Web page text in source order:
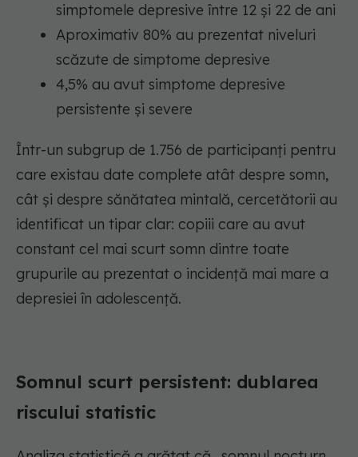
simptomele depresive între 12 și 22 de ani
Aproximativ 80% au prezentat niveluri
scăzute de simptome depresive
4,5% au avut simptome depresive
persistente și severe
Într-un subgrup de 1.756 de participanți pentru
care existau date complete atât despre somn,
cât și despre sănătatea mintală, cercetătorii au
identificat un tipar clar: copiii care au avut
constant cel mai scurt somn dintre toate
grupurile au prezentat o incidență mai mare a
depresiei în adolescență.
Somnul scurt persistent: dublarea
riscului statistic